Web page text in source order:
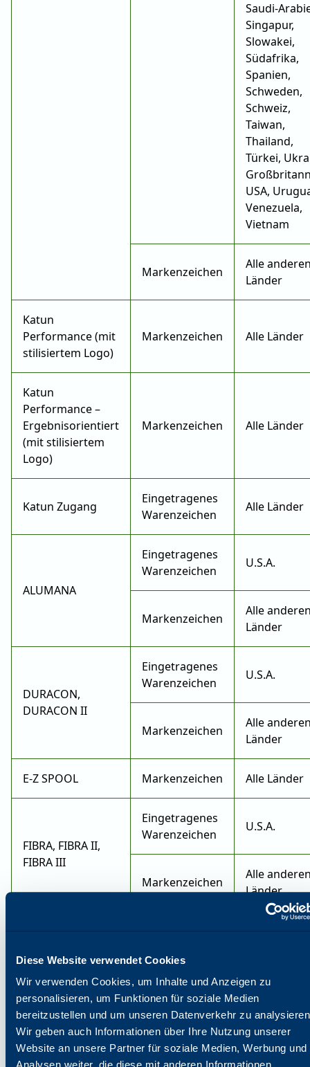
Diese Website verwendet Cookies
Wir verwenden Cookies, um Inhalte und Anzeigen zu
personalisieren, um Funktionen für soziale Medien
bereitzustellen und um unseren Datenverkehr zu
Wir geben auch Informationen über Ihre Nutzung unserer
Website an unsere Partner für soziale Medien, Werbung und
Saudi-
Singapur,
Slowakei,
Südafrika,
Spanien,
Schweden,
Schweiz,
Taiwan,
Thailand,
Türkei,
USA,
Venezuela,
Vietnam
Markenzeichen
Alle
Länder
Katun
Performance (mit
stilisiertem Logo)
Markenzeichen Alle Länder
Katun
Performance –
Ergebnisorientiert
(mit stilisiertem
Logo)
Markenzeichen Alle Länder
Katun Zugang
Eingetragenes
Warenzeichen
Alle Länder
ALUMANA
Eingetragenes
Warenzeichen
U.S.A.
Markenzeichen
Alle
Länder
DURACON,
DURACON II
Eingetragenes
Warenzeichen
U.S.A.
Markenzeichen
Alle
Länder
E-Z SPOOL Markenzeichen Alle Länder
FIBRA, FIBRA II,
FIBRA III
Eingetragenes
Warenzeichen
U.S.A.
Markenzeichen
Alle
Länder
MICROSLEEVE
Eingetragenes
Warenzeichen
Kanada,
Schweiz,
U.S.A.
Markenzeichen
Alle